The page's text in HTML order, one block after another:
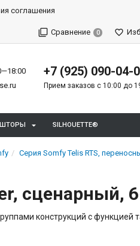
соглашения
Сравнение 0
+7 (925) 090-04-
Прием заказов с 10:00 до
SILHOUETTE®
Серия Somfy Telis RTS,
сценарный,
конструкций с функцией